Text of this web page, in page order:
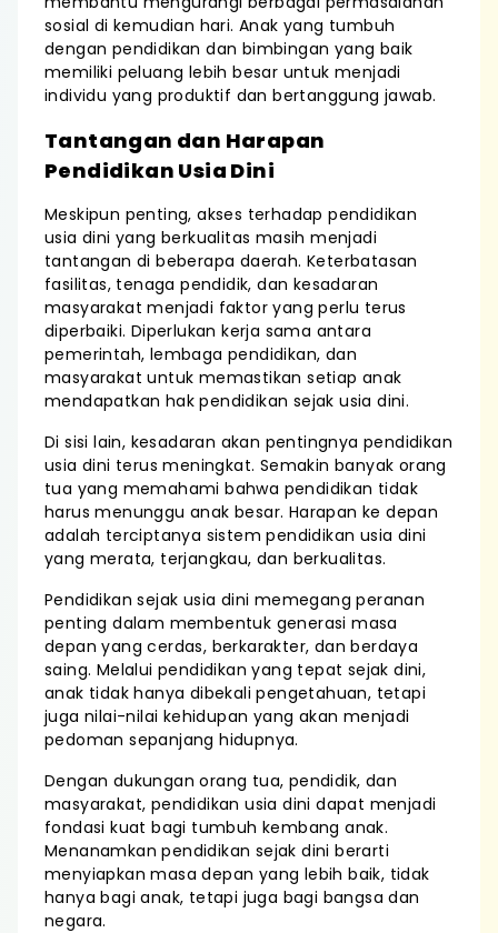
sosial di kemudian hari. Anak yang tumbuh
dengan pendidikan dan bimbingan yang baik
memiliki peluang lebih besar untuk menjadi
individu yang produktif dan bertanggung jawab.
Tantangan dan Harapan
Pendidikan Usia Dini
Meskipun penting, akses terhadap pendidikan
usia dini yang berkualitas masih menjadi
tantangan di beberapa daerah. Keterbatasan
fasilitas, tenaga pendidik, dan kesadaran
masyarakat menjadi faktor yang perlu terus
diperbaiki. Diperlukan kerja sama antara
pemerintah, lembaga pendidikan, dan
masyarakat untuk memastikan setiap anak
mendapatkan hak pendidikan sejak usia dini.
Di sisi lain, kesadaran akan pentingnya pendidikan
usia dini terus meningkat. Semakin banyak orang
tua yang memahami bahwa pendidikan tidak
harus menunggu anak besar. Harapan ke depan
adalah terciptanya sistem pendidikan usia dini
yang merata, terjangkau, dan berkualitas.
Pendidikan sejak usia dini memegang peranan
penting dalam membentuk generasi masa
depan yang cerdas, berkarakter, dan berdaya
saing. Melalui pendidikan yang tepat sejak dini,
anak tidak hanya dibekali pengetahuan, tetapi
juga nilai-nilai kehidupan yang akan menjadi
pedoman sepanjang hidupnya.
Dengan dukungan orang tua, pendidik, dan
masyarakat, pendidikan usia dini dapat menjadi
fondasi kuat bagi tumbuh kembang anak.
Menanamkan pendidikan sejak dini berarti
menyiapkan masa depan yang lebih baik, tidak
hanya bagi anak, tetapi juga bagi bangsa dan
negara.